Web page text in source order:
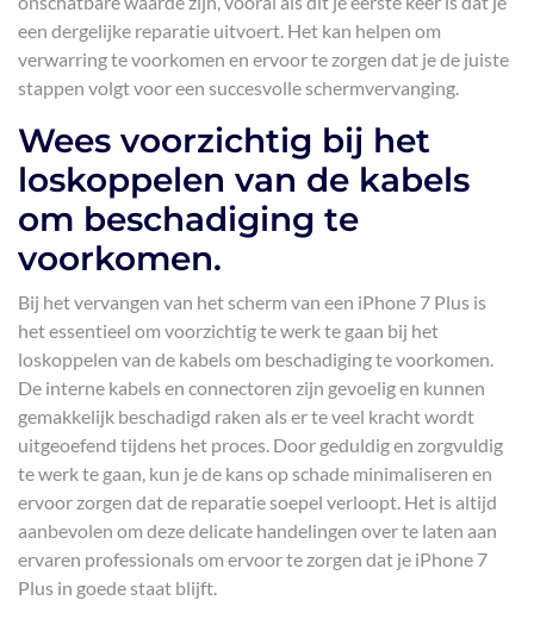
een dergelijke reparatie uitvoert. Het kan helpen om
verwarring te voorkomen en ervoor te zorgen dat je de juiste
stappen volgt voor een succesvolle schermvervanging.
Wees voorzichtig bij het
loskoppelen van de kabels
om beschadiging te
voorkomen.
Bij het vervangen van het scherm van een iPhone 7 Plus is
het essentieel om voorzichtig te werk te gaan bij het
loskoppelen van de kabels om beschadiging te voorkomen.
De interne kabels en connectoren zijn gevoelig en kunnen
gemakkelijk beschadigd raken als er te veel kracht wordt
uitgeoefend tijdens het proces. Door geduldig en zorgvuldig
te werk te gaan, kun je de kans op schade minimaliseren en
ervoor zorgen dat de reparatie soepel verloopt. Het is altijd
aanbevolen om deze delicate handelingen over te laten aan
ervaren professionals om ervoor te zorgen dat je iPhone 7
Plus in goede staat blijft.